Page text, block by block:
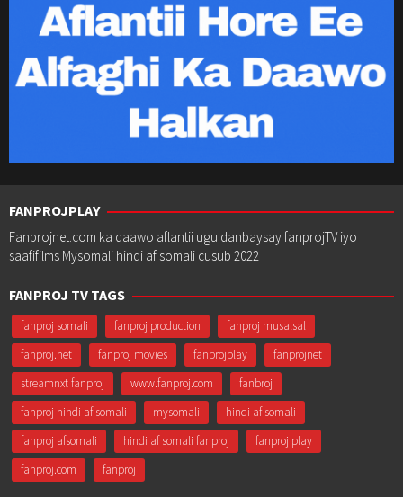
FANPROJPLAY
Fanprojnet.com ka daawo aflantii ugu danbaysay fanprojTV iyo
saafifilms Mysomali hindi af somali cusub 2022
FANPROJ TV TAGS
fanproj somali fanproj production
fanproj musalsal
fanproj.net
fanproj movies fanprojplay
fanprojnet
streamnxt fanproj
www.fanproj.com
fanbroj
fanproj hindi af somali
mysomali
hindi af somali
fanproj afsomali
hindi af somali fanproj
fanproj play
fanproj.com
fanproj